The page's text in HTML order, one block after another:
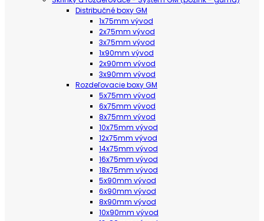
Distribučné boxy GM
1x75mm vývod
2x75mm vývod
3x75mm vývod
1x90mm vývod
2x90mm vývod
3x90mm vývod
Rozdeľovacie boxy GM
5x75mm vývod
6x75mm vývod
8x75mm vývod
10x75mm vývod
12x75mm vývod
14x75mm vývod
16x75mm vývod
18x75mm vývod
5x90mm vývod
6x90mm vývod
8x90mm vývod
10x90mm vývod